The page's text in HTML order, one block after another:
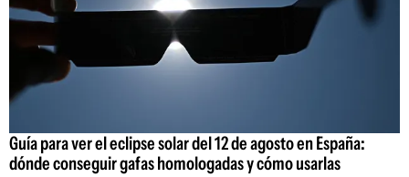
Guía para ver el eclipse solar del 12 de agosto en España:
dónde conseguir gafas homologadas y cómo usarlas